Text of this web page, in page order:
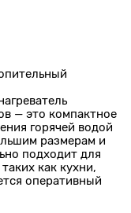
— это компактное
горячей водой
размерам и
подходит для
как кухни,
оперативный